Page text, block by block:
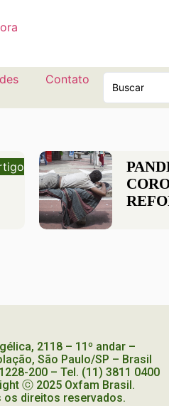
Contato
2118 – 11º andar –
São Paulo/SP – Brasil
200 – Tel. (11) 3811 0400
ⓒ 2025 Oxfam Brasil.
os direitos reservados.